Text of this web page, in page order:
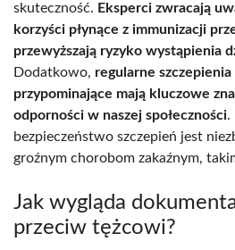
skuteczność. Eksperci zwracają
korzyści płynące z immunizacji
przewyższają ryzyko wystąpienia
Dodatkowo, regularne
przypominające mają kluczowe
odporności w naszej społeczności.
bezpieczeństwo szczepień jest
groźnym chorobom zakaźnym,
Jak wygląda
przeciw tężcowi?